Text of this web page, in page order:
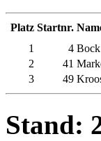
Platz Startnr.
1
4 Bock
2
41
3
49
Stand: